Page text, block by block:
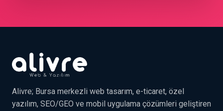
Alivre; Bursa merkezli web tasarım, e-ticaret, özel
yazılım, SEO/GEO ve mobil uygulama çözümleri geliştiren